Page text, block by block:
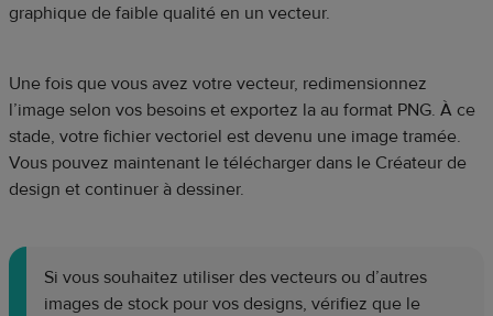
graphique de faible qualité en un vecteur.
Une fois que vous avez votre vecteur, redimensionnez
l’image selon vos besoins et exportez la au format PNG. À ce
stade, votre fichier vectoriel est devenu une image tramée.
Vous pouvez maintenant le télécharger dans le Créateur de
design et continuer à dessiner.
Si vous souhaitez utiliser des vecteurs ou d’autres
images de stock pour vos designs, vérifiez que le